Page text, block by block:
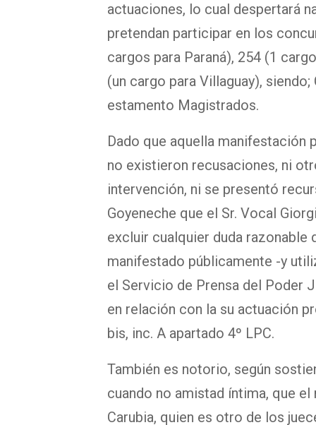
actuaciones, lo cual despertará
pretendan participar en los
cargos para Paraná), 254 (1
(un cargo para Villaguay),
estamento Magistrados.
Dado que aquella manifestación
no existieron recusaciones, ni
intervención, ni se presentó
Goyeneche que el Sr. Vocal
excluir cualquier duda razonable
manifestado públicamente -y
el Servicio de Prensa del Poder
en relación con la su actuación
bis, inc. A apartado 4º LPC.
También es notorio, según
cuando no amistad íntima, que
Carubia, quien es otro de los